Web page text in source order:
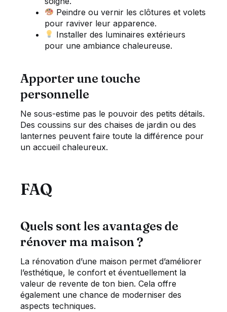
Peindre ou vernir les clôtures et volets
pour raviver leur apparence.
Installer des luminaires extérieurs
pour une ambiance chaleureuse.
Apporter une touche
personnelle
Ne sous-estime pas le pouvoir des petits détails.
Des coussins sur des chaises de jardin ou des
lanternes peuvent faire toute la différence pour
un accueil chaleureux.
FAQ
Quels sont les avantages de
rénover ma maison ?
La rénovation d’une maison permet d’améliorer
l’esthétique, le confort et éventuellement la
valeur de revente de ton bien. Cela offre
également une chance de moderniser des
aspects techniques.